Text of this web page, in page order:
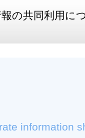
の共同利用に
information